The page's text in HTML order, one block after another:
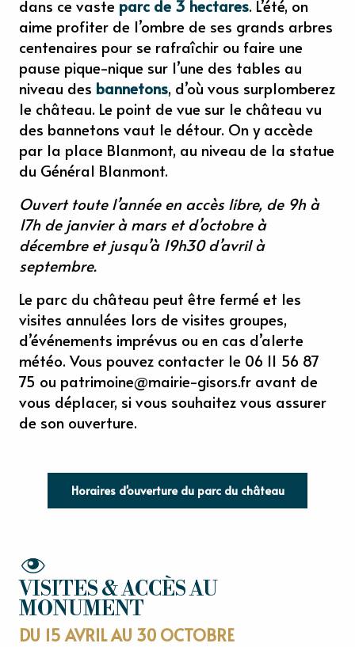
dans ce vaste parc de 3 hectares. L’été, on
aime profiter de l’ombre de ses grands arbres
centenaires pour se rafraîchir ou faire une
pause pique-nique sur l’une des tables au
niveau des bannetons, d’où vous surplomberez
le château. Le point de vue sur le château vu
des bannetons vaut le détour. On y accède
par la place Blanmont, au niveau de la statue
du Général Blanmont.
Ouvert toute l’année en accès libre, de 9h à
17h de janvier à mars et d’octobre à
décembre et jusqu’à 19h30 d’avril à
septembre.
Le parc du château peut être fermé et les
visites annulées lors de visites groupes,
d’événements imprévus ou en cas d’alerte
météo. Vous pouvez contacter le 06 11 56 87
75 ou patrimoine@mairie-gisors.fr avant de
vous déplacer, si vous souhaitez vous assurer
de son ouverture.
Horaires d'ouverture du parc du château
VISITES & ACCÈS AU
MONUMENT
DU 15 AVRIL AU 30 OCTOBRE